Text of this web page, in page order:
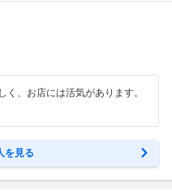
、お店には活気があります。
を見る